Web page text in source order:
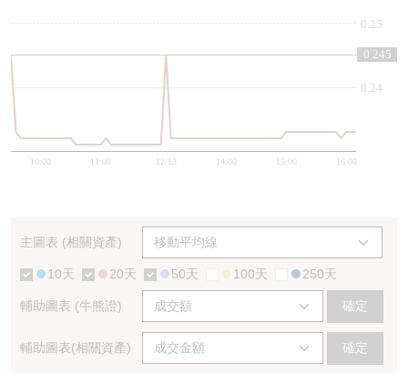
10:00 11:00 12/13 14:00 15:00 16:00
0.24
0.25
0.245
主圖表 (相關資產)
10天 20天 50天 100天 250天
輔助圖表 (牛熊證) 確定
輔助圖表(相關資產) 確定